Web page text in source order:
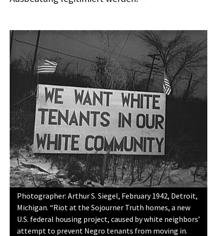
Photographer: Arthur S. Siegel, February 1942, Detroit,
Michigan. “Riot at the Sojourner Truth homes, a new
U.S. federal housing project, caused by white neighbors’
attempt to prevent Negro tenants from moving in.